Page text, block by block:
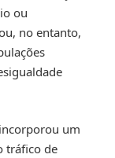
ou
no entanto,
um
tráfico de